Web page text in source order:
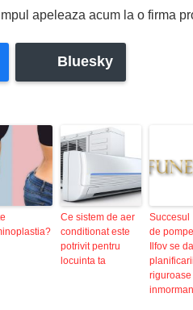
apeleaza acum la o firma
Bluesky
Ce sistem de aer
conditionat este
potrivit pentru
locuinta ta
Succesul
de
Ilfov se
planificarii
riguroase